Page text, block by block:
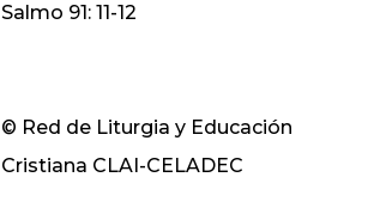
Salmo 91: 11-12
© Red de Liturgia y Educación
Cristiana CLAI-CELADEC